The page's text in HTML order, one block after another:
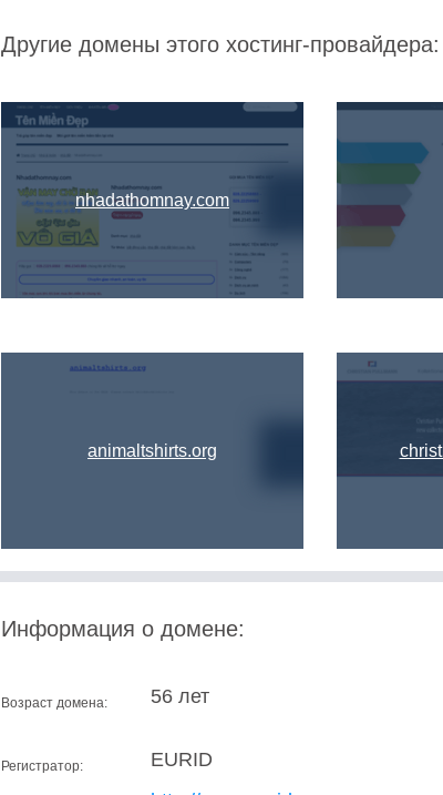
Другие домены этого хостинг-провайдера:
nhadathomnay.com
animaltshirts.org
Информация о домене:
Возраст домена: 56 лет
Регистратор:
EURID